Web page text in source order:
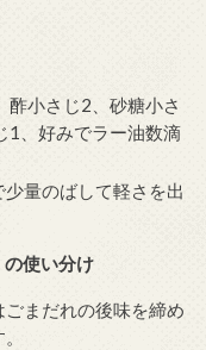
酢小さじ2、砂糖小さ
1、好みでラー油数滴
量のばして軽さを出
使い分け
まだれの後味を締め